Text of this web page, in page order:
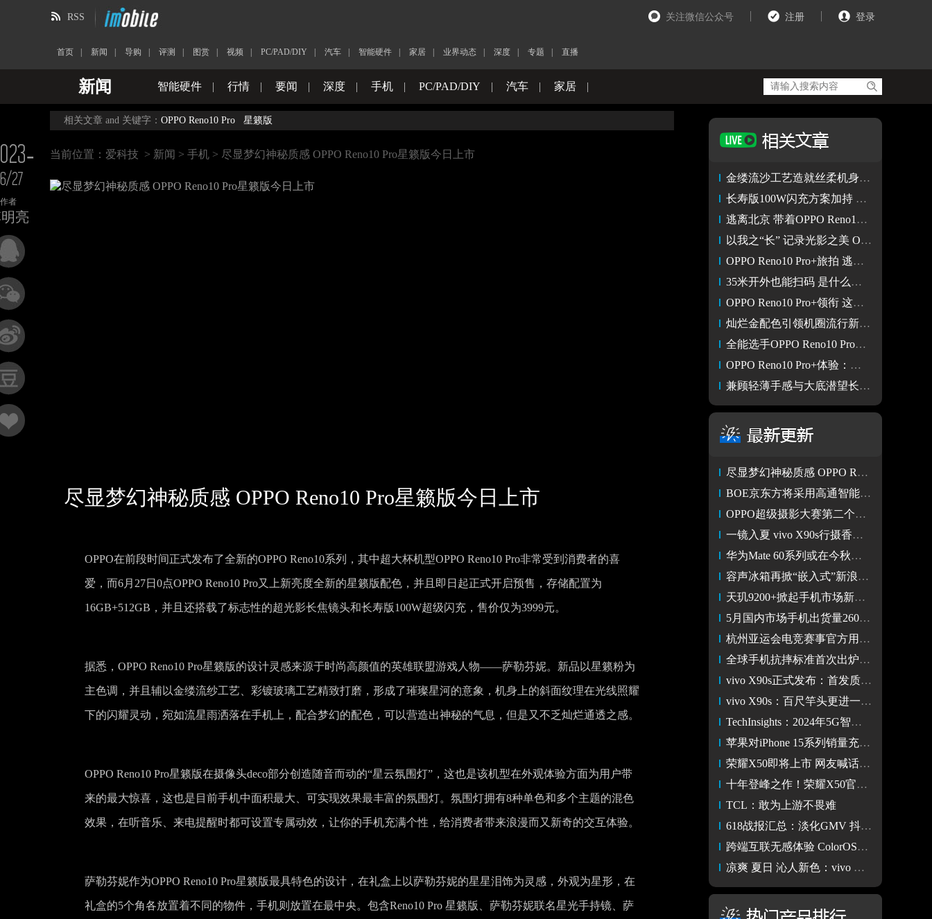
关注微信公众号 注册 登录
RSS
首页 新闻 导购 评测 图赏 视频 PC/PAD/DIY 汽车 智能硬件 家居 业界动态 深度 专题 直播
新闻 智能硬件 | 行情 | 要闻 | 深度 | 手机 | PC/PAD/DIY | 汽车 | 家居 |
27
作者
亮
相关文章 and 关键字： OPPO Reno10 Pro 星籁版
当前位置： 爱科技 > 新闻 > 手机 > 尽显梦幻神秘质感 OPPO Reno10 Pro星籁版今日上市
尽显梦幻神秘质感 OPPO Reno10 Pro星籁版今日上市
OPPO在前段时间正式发布了全新的OPPO Reno10系列，其中超大杯机型OPPO Reno10 Pro非常受到消费者的喜
爱，而6月27日0点OPPO Reno10 Pro又上新亮度全新的星籁版配色，并且即日起正式开启预售，存储配置为
16GB+512GB，并且还搭载了标志性的超光影长焦镜头和长寿版100W超级闪充，售价仅为3999元。
据悉，OPPO Reno10 Pro星籁版的设计灵感来源于时尚高颜值的英雄联盟游戏人物——萨勒芬妮。新品以星籁粉为
主色调，并且辅以金缕流纱工艺、彩镀玻璃工艺精致打磨，形成了璀璨星河的意象，机身上的斜面纹理在光线照耀
下的闪耀灵动，宛如流星雨洒落在手机上，配合梦幻的配色，可以营造出神秘的气息，但是又不乏灿烂通透之感。
OPPO Reno10 Pro星籁版在摄像头deco部分创造随音而动的“星云氛围灯”，这也是该机型在外观体验方面为用户带
来的最大惊喜，这也是目前手机中面积最大、可实现效果最丰富的氛围灯。氛围灯拥有8种单色和多个主题的混色
效果，在听音乐、来电提醒时都可设置专属动效，让你的手机充满个性，给消费者带来浪漫而又新奇的交互体验。
萨勒芬妮作为OPPO Reno10 Pro星籁版最具特色的设计，在礼盒上以萨勒芬妮的星星泪饰为灵感，外观为星形，在
礼盒的5个角各放置着不同的物件，手机则放置在最中央。包含Reno10 Pro 星籁版、萨勒芬妮联名星光手持镜、萨
金缕流沙工艺造就丝柔机身 OPPO Reno10 Pro+外观解析
长寿版100W闪充方案加持 OPPO Reno10 Pro+带来旗舰级回血能力
逃离北京 带着OPPO Reno10 Pro+去寻找最接近火星的地方
以我之“长” 记录光影之美 OPPO Reno10 Pro+视频评测
OPPO Reno10 Pro+旅拍 逃离北京 去寻找最接近火星的地方
35米开外也能扫码 是什么黑科技让OPPO Reno10 Pro+指哪打哪
OPPO Reno10 Pro+领衔 这些轻薄手机小身板还很强
灿烂金配色引领机圈流行新趋势 OPPO Reno10 Pro+外观专项解析
全能选手OPPO Reno10 Pro+ 用它拍人更美
OPPO Reno10 Pro+体验：以我之“长” 记录光影之美
兼顾轻薄手感与大底潜望长焦 OPPO Reno10 Pro+重量仅为194g
尽显梦幻神秘质感 OPPO Reno10 Pro星籁版今日上市
BOE京东方将采用高通智能视频协作平台 打造沉浸式会议解决方案
OPPO超级摄影大赛第二个月获奖作品出炉 用镜头叙述那些爱的语言
一镜入夏 vivo X90s行摄香港 追光之旅Vlog
华为Mate 60系列或在今秋问世 目前供应链已开始供货
容声冰箱再掀“嵌入式”新浪潮 双净·平嵌508新品冰箱即将面世
天玑9200+掀起手机市场新浪潮 天玑9300性能表现更值得期待
5月国内市场手机出货量2603.7万部 同比增长25.2%
杭州亚运会电竞赛事官方用机iQOO 11S官宣 将于7月4日19:00发布
全球手机抗摔标准首次出炉，手机抗摔有了“度量衡”！
vivo X90s正式发布：首发质感色彩 搭载天玑9200+ 售价3999起
vivo X90s：百尺竿头更进一步 新芯片+新色彩焕发新生机
TechInsights：2024年5G智能手机渗透率预计将达到72%
苹果对iPhone 15系列销量充满信心 前期备货约9000万台
荣耀X50即将上市 网友喊话荣耀中国区CMO姜海荣会否再摔机
十年登峰之作！荣耀X50官宣7月5日发布：登峰悬念值得期待！
TCL：敢为上游不畏难
618战报汇总：淡化GMV 抖音+快手成为新的增长点
跨端互联无感体验 ColorOS双5G通信共享实现多设备通信自由
凉爽 夏日 沁人新色：vivo X90s青漾图赏